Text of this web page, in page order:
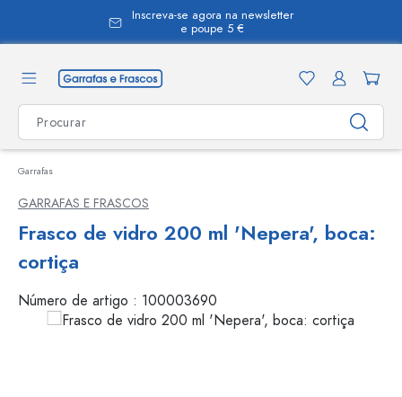
Inscreva-se agora na newsletter
e poupe 5 €
Garrafas
GARRAFAS E FRASCOS
Frasco de vidro 200 ml 'Nepera', boca:
cortiça
Número de artigo : 100003690